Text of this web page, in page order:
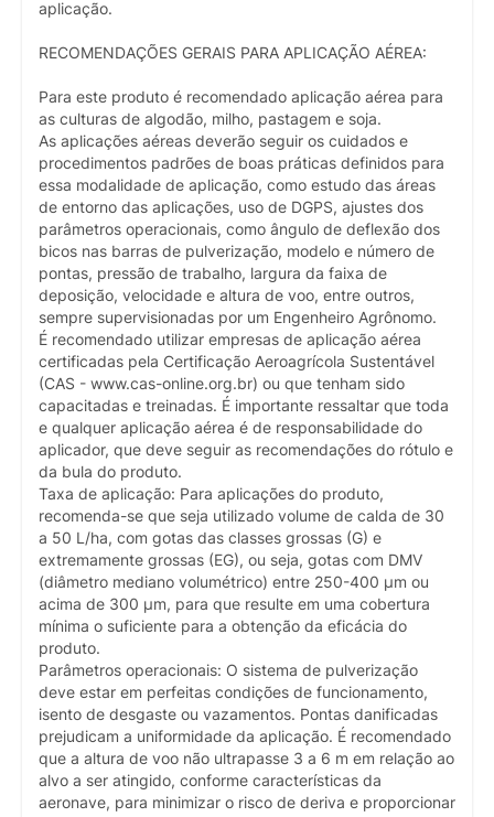
aplicação.
RECOMENDAÇÕES GERAIS PARA APLICAÇÃO AÉREA:
Para este produto é recomendado aplicação aérea para
as culturas de algodão, milho, pastagem e soja.
As aplicações aéreas deverão seguir os cuidados e
procedimentos padrões de boas práticas definidos para
essa modalidade de aplicação, como estudo das áreas
de entorno das aplicações, uso de DGPS, ajustes dos
parâmetros operacionais, como ângulo de deflexão dos
bicos nas barras de pulverização, modelo e número de
pontas, pressão de trabalho, largura da faixa de
deposição, velocidade e altura de voo, entre outros,
sempre supervisionadas por um Engenheiro Agrônomo.
É recomendado utilizar empresas de aplicação aérea
certificadas pela Certificação Aeroagrícola Sustentável
(CAS - www.cas-online.org.br) ou que tenham sido
capacitadas e treinadas. É importante ressaltar que toda
e qualquer aplicação aérea é de responsabilidade do
aplicador, que deve seguir as recomendações do rótulo e
da bula do produto.
Taxa de aplicação: Para aplicações do produto,
recomenda-se que seja utilizado volume de calda de 30
a 50 L/ha, com gotas das classes grossas (G) e
extremamente grossas (EG), ou seja, gotas com DMV
(diâmetro mediano volumétrico) entre 250-400 µm ou
acima de 300 µm, para que resulte em uma cobertura
mínima o suficiente para a obtenção da eficácia do
produto.
Parâmetros operacionais: O sistema de pulverização
deve estar em perfeitas condições de funcionamento,
isento de desgaste ou vazamentos. Pontas danificadas
prejudicam a uniformidade da aplicação. É recomendado
que a altura de voo não ultrapasse 3 a 6 m em relação ao
alvo a ser atingido, conforme características da
aeronave, para minimizar o risco de deriva e proporcionar